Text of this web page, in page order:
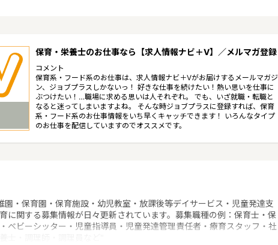
保育・栄養士のお仕事なら【求人情報ナビ＋V】／メルマガ登録
コメント
保育系・フード系のお仕事は、求人情報ナビ＋Vがお届けするメールマガジ
ン、ジョブプラスしかないっ！ 好きな仕事を続けたい！熱い思いを仕事に
ぶつけたい！…職場に求める思いは人それぞれ。 でも、いざ就職・転職と
なると迷ってしまいますよね。 そんな時ジョブプラスに登録すれば、保育
系・フード系のお仕事情報をいち早くキャッチできます！ いろんなタイプ
のお仕事を配信していますのでオススメです。
・保育園・保育施設・幼児教室・放課後等デイサービス・児童発達支
に関する募集情報が日々更新されています。募集職種の例：保育士・保
ベビーシッター・児童指導員・児童発達管理責任者・療育スタッフ・社